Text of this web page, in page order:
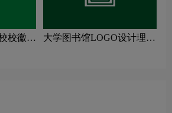
校徽设
大学图书馆LOGO设计理念